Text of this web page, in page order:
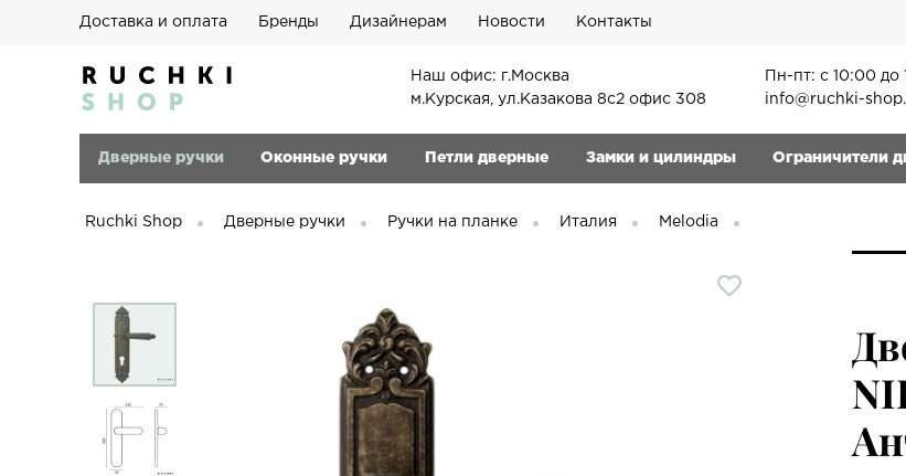
Доставка и оплата Бренды Дизайнерам Новости Контакты
Наш офис: г.Москва
м.Курская, ул.Казакова 8с2 офис 308
Пн-пт: с 10:00 до
info@ruchki-
Дверные ручки Оконные ручки Петли дверные Замки и цилиндры Ограничители
Ruchki Shop Дверные ручки Ручки на планке Италия Melodia